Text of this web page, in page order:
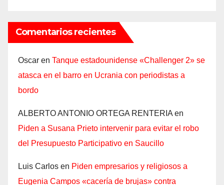
Comentarios recientes
Oscar en Tanque estadounidense «Challenger 2» se
atasca en el barro en Ucrania con periodistas a
bordo
ALBERTO ANTONIO ORTEGA RENTERIA en
Piden a Susana Prieto intervenir para evitar el robo
del Presupuesto Participativo en Saucillo
Luis Carlos en Piden empresarios y religiosos a
Eugenia Campos «cacería de brujas» contra